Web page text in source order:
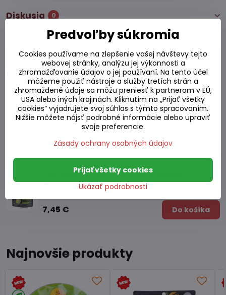
Diskusia 0
Podobné produkty
Čaj zelený pražený Hojicha latte TSUBOICHI
100g
6,49 €
Čaj Matcha Yuzu TSUBOICHI 5x10g
7,45 € Do košíka
Najnovšie produkty
Predvoľby súkromia
Cookies používame na zlepšenie vašej návštevy tejto
webovej stránky, analýzu jej výkonnosti a
zhromažďovanie údajov o jej používaní. Na tento účel
môžeme použiť nástroje a služby tretích strán a
zhromaždené údaje sa môžu preniesť k partnerom v EÚ,
USA alebo iných krajinách. Kliknutím na „Prijať všetky
cookies“ vyjadrujete svoj súhlas s týmto spracovaním.
Nižšie môžete nájsť podrobné informácie alebo upraviť
svoje preferencie.
Zásady ochrany osobných údajov
Ukázať podrobnosti
Prijať všetky cookies